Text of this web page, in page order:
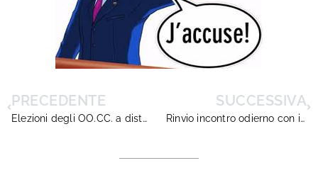
PRECEDENTE
Elezioni degli OO.CC. a distanza: una proposta
SUCCESSIVA
Rinvio incontro odierno con il Ministero